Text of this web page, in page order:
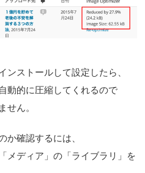
ンストールして設定したら、
動的に圧縮してくれるので
せん。
か確認するには、
メディア」の「ライブラリ」を